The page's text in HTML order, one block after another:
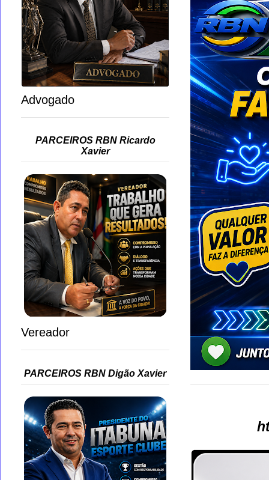
Advogado
PARCEIROS RBN Ricardo
Xavier
Vereador
PARCEIROS RBN Digão Xavier